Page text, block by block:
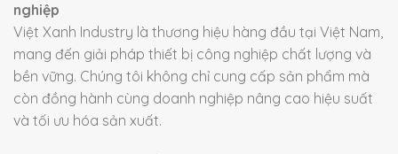
nghiệp
Việt Xanh Industry là thương hiệu hàng đầu tại Việt Nam,
mang đến giải pháp thiết bị công nghiệp chất lượng và
bền vững. Chúng tôi không chỉ cung cấp sản phẩm mà
còn đồng hành cùng doanh nghiệp nâng cao hiệu suất
và tối ưu hóa sản xuất.